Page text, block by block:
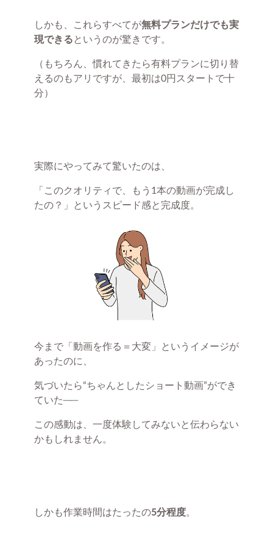
しかも、これらすべてが無料プランだけでも実
現できる というのが驚きです。
（もちろん、慣れてきたら有料プランに切り替
えるのもアリですが、最初は0円スタートで十
分）
実際にやってみて驚いたのは、
「このクオリティで、もう1本の動画が完成し
たの？」というスピード感と完成度。
今まで「動画を作る＝大変」というイメージが
あったのに、
気づいたら“ちゃんとしたショート動画”ができ
ていた──
この感動は、一度体験してみないと伝わらない
かもしれません。
しかも作業時間はたったの5分程度